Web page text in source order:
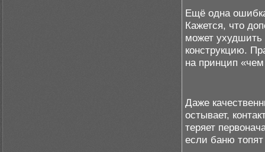
Ещё одна
Кажется, что
может ухудшить
конструкцию.
на принцип
Даже
остывает,
теряет
если баню топят